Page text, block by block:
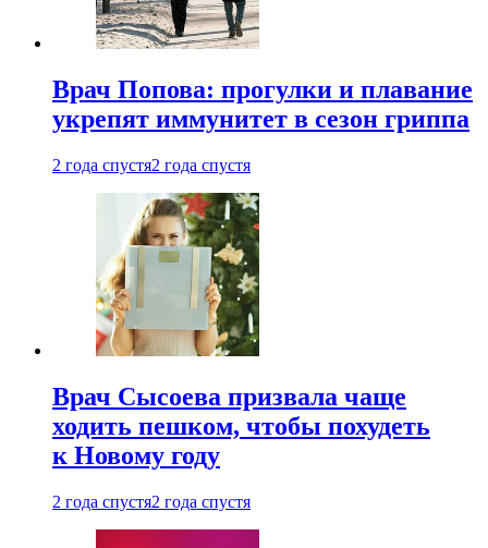
Врач Попова: прогулки и плавание
укрепят иммунитет в сезон гриппа
2 года спустя2 года спустя
Врач Сысоева призвала чаще
ходить пешком, чтобы похудеть
к Новому году
2 года спустя2 года спустя